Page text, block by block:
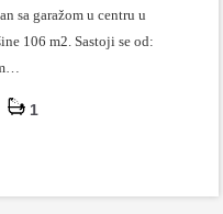
sa garažom u centru u
106 m2. Sastoji se od:
1